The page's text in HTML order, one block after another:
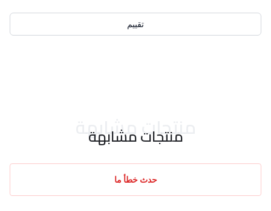
تقييم
منتجات مشابهة
منتجات مشابهة
حدث خطأ ما